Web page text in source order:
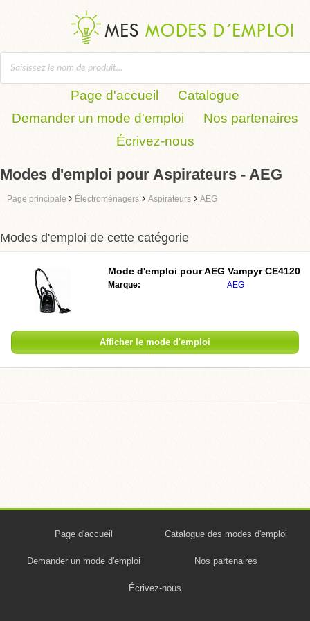
Page d'accueil
Catalogue
Demander un mode d'emploi
Nos partenaires
Écrivez-nous
Modes d'emploi pour Aspirateurs - AEG
Page principale › Électroménagers › Aspirateurs › AEG
Modes d'emploi de cette catégorie
Mode d'emploi pourAEG Vampyr CE4120
Marque: AEG
Afficher le mode d'emploi
Page d'accueil Catalogue des modes d'emploi
Demander un mode d'emploi Nos partenaires
Écrivez-nous